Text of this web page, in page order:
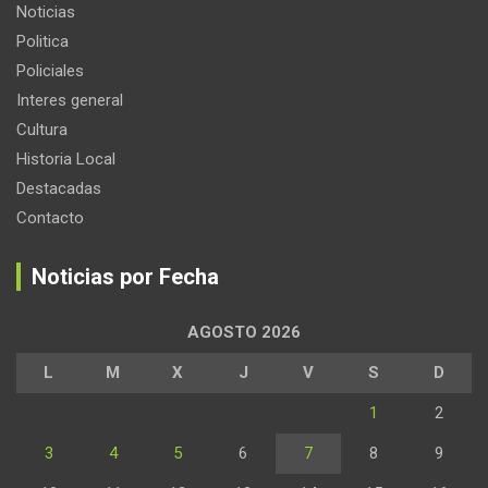
Noticias
Politica
Policiales
Interes general
Cultura
Historia Local
Destacadas
Contacto
Noticias por Fecha
AGOSTO 2026
L M X J V S D
1 2
3 4 5 6 7 8 9